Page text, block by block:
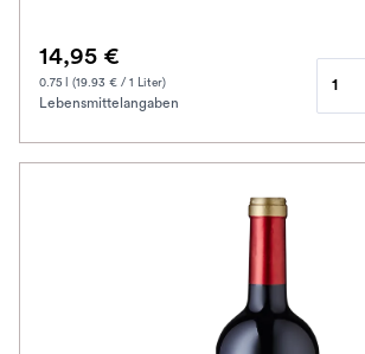
14,95 €
0.75 l (19.93 € / 1 Liter)
Lebensmittelangaben
1